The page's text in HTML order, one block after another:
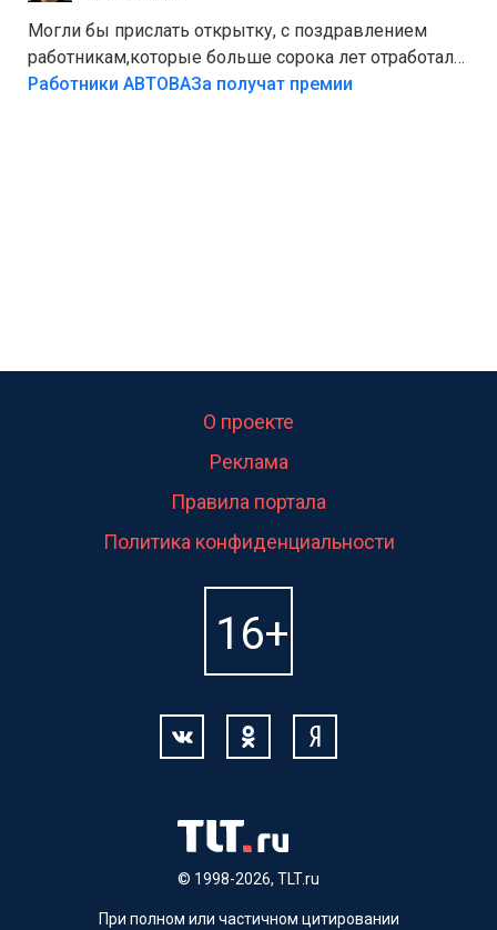
Могли бы прислать открытку, с поздравлением
работникам,которые больше сорока лет отработали
на предприятии.
Работники АВТОВАЗа получат премии
© 1998-2026, TLT.ru
О проекте
Реклама
Правила портала
Политика конфиденциальности
При полном или частичном цитировании